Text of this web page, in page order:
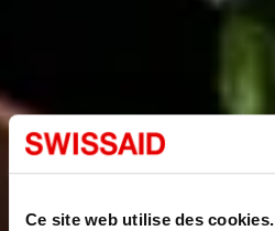
Ce site web utilise des cookies.